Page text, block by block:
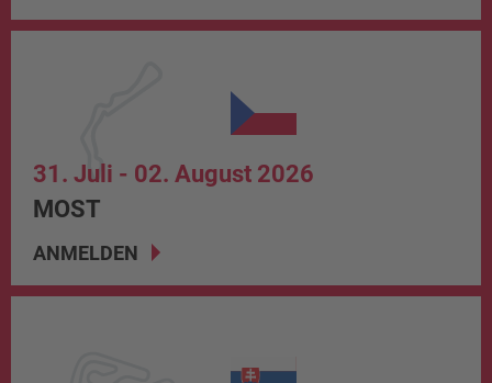
31. Juli - 02. August 2026
MOST
ANMELDEN